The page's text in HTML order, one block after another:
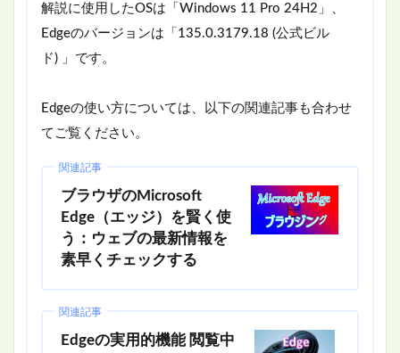
解説に使用したOSは「Windows 11 Pro 24H2」、
Edgeのバージョンは「135.0.3179.18 (公式ビル
ド) 」です。
Edgeの使い方については、以下の関連記事も合わせ
てご覧ください。
関連記事
ブラウザのMicrosoft
Edge（エッジ）を賢く使
う：ウェブの最新情報を
素早くチェックする
関連記事
Edgeの実用的機能 閲覧中